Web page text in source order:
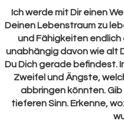
Ich werde mit Dir einen
Deinen Lebenstraum zu
und Fähigkeiten endlich
unabhängig davon wie alt
Du Dich gerade befindest.
Zweifel und Ängste,
abbringen könnten.
tieferen Sinn. Erkenne,